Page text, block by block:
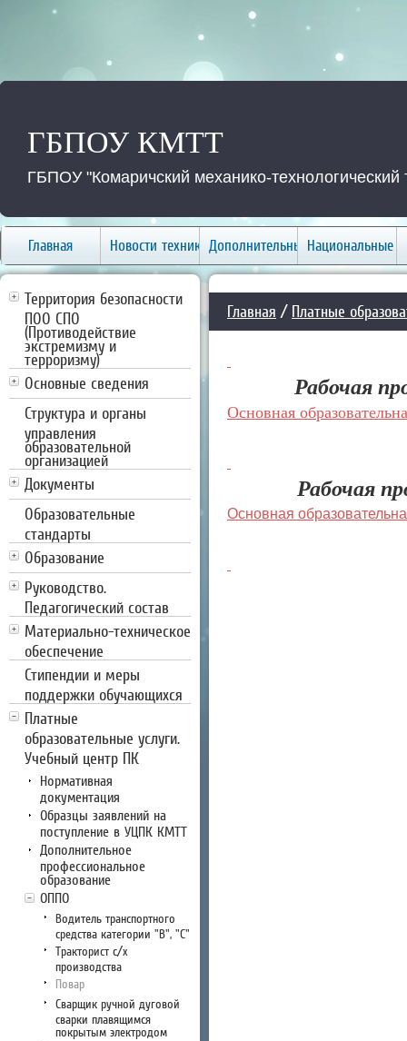
ГБПОУ КМТТ
ГБПОУ "Комаричский механико-технологический
Главная Новости техникумаДополнительные услугиНациональные
Территория безопасности
ПОО СПО
(Противодействие
экстремизму и
терроризму)
Основные сведения
Структура и органы
управления
образовательной
организацией
Документы
Образовательные
стандарты
Образование
Руководство.
Педагогический состав
Материально-техническое
обеспечение
Стипендии и меры
поддержки обучающихся
Платные
образовательные услуги.
Учебный центр ПК
Нормативная
документация
Образцы заявлений на
поступление в УЦПК КМТТ
Дополнительное
профессиональное
образование
ОППО
Водитель транспортного
средства категории "В", "С"
Тракторист с/х
производства
Повар
Сварщик ручной дуговой
сварки плавящимся
покрытым электродом
Главная / Платные
Рабочая
Основная
Рабочая
Основная